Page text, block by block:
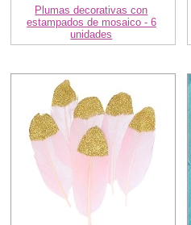
Plumas decorativas con
estampados de mosaico - 6
unidades